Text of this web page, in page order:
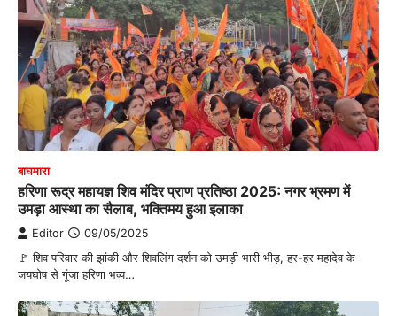
बाघमारा
हरिणा रूद्र महायज्ञ शिव मंदिर प्राण प्रतिष्ठा 2025: नगर भ्रमण में
उमड़ा आस्था का सैलाब, भक्तिमय हुआ इलाका
Editor 09/05/2025
🚩 शिव परिवार की झांकी और शिवलिंग दर्शन को उमड़ी भारी भीड़, हर-हर महादेव के
जयघोष से गूंजा हरिणा भव्य…